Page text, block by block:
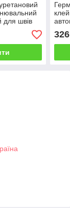
для швів
326